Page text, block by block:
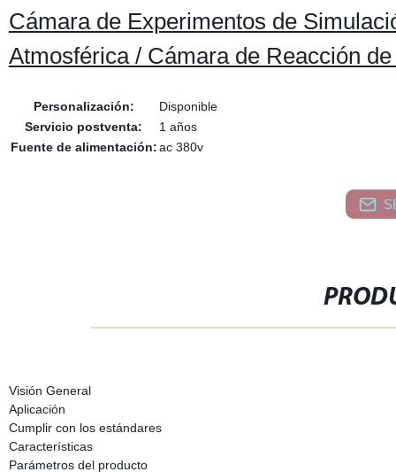
Cámara de Experimentos de
Atmosférica / Cámara de Reacción
Personalización:
Disponible
Servicio postventa:
1 años
Fuente de alimentación:ac 380v
Visión General
Aplicación
Cumplir con los estándares
Características
Parámetros del producto